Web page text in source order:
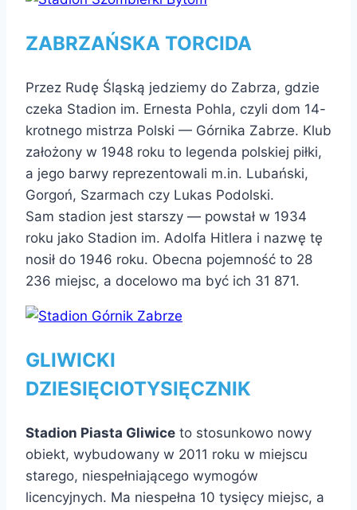
ZABRZAŃSKA TORCIDA
Przez Rudę Śląską jedziemy do Zabrza, gdzie
czeka Stadion im. Ernesta Pohla, czyli dom 14-
krotnego mistrza Polski — Górnika Zabrze. Klub
założony w 1948 roku to legenda polskiej piłki,
a jego barwy reprezentowali m.in. Lubański,
Gorgoń, Szarmach czy Lukas Podolski.
Sam stadion jest starszy — powstał w 1934
roku jako Stadion im. Adolfa Hitlera i nazwę tę
nosił do 1946 roku. Obecna pojemność to 28
236 miejsc, a docelowo ma być ich 31 871.
GLIWICKI
DZIESIĘCIOTYSIĘCZNIK
Stadion Piasta Gliwice to stosunkowo nowy
obiekt, wybudowany w 2011 roku w miejscu
starego, niespełniającego wymogów
licencyjnych. Ma niespełna 10 tysięcy miejsc, a